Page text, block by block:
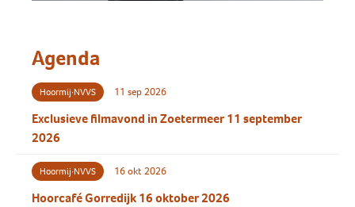
Agenda
Hoormij∙NVVS 11 sep 2026
Exclusieve filmavond in Zoetermeer 11 september
2026
Hoormij∙NVVS 16 okt 2026
Hoorcafé Gorredijk 16 oktober 2026